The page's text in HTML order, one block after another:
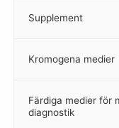
Supplement
–
Kromogena medier
–
Färdiga medier för
diagnostik